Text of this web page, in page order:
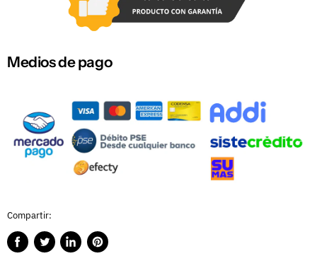
Medios de pago
Compartir:
CompartirPublicarCompartirGuardar